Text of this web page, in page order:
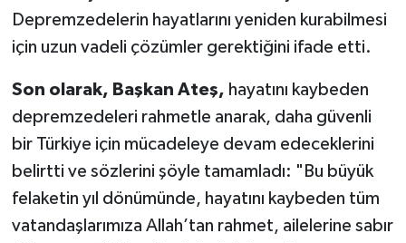
Depremzedelerin hayatlarını yeniden kurabilmesi
için uzun vadeli çözümler gerektiğini ifade etti.
Son olarak, Başkan Ateş, hayatını kaybeden
depremzedeleri rahmetle anarak, daha güvenli
bir Türkiye için mücadeleye devam edeceklerini
belirtti ve sözlerini şöyle tamamladı: "Bu büyük
felaketin yıl dönümünde, hayatını kaybeden tüm
vatandaşlarımıza Allah’tan rahmet, ailelerine sabır